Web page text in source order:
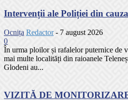
Intervenții ale Poliției din
Ocnița Redactor - 7 august 2026
0
În urma ploilor și rafalelor puternice de
mai multe localități din raioanele
Glodeni au...
VIZITĂ DE